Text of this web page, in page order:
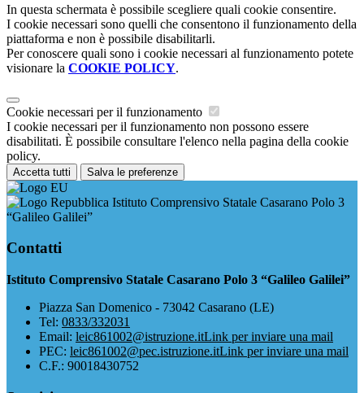
In questa schermata è possibile scegliere quali cookie consentire.
I cookie necessari sono quelli che consentono il funzionamento della
piattaforma e non è possibile disabilitarli.
Per conoscere quali sono i cookie necessari al funzionamento potete
visionare la COOKIE POLICY.
Cookie necessari per il funzionamento
I cookie necessari per il funzionamento non possono essere
disabilitati. È possibile consultare l'elenco nella pagina della cookie
policy.
Accetta tutti Salva le preferenze
Istituto Comprensivo Statale Casarano Polo 3
“Galileo Galilei”
Contatti
Istituto Comprensivo Statale Casarano Polo 3 “Galileo Galilei”
Piazza San Domenico - 73042 Casarano (LE)
Tel: 0833/332031
Email: leic861002@istruzione.itLink per inviare una mail
PEC: leic861002@pec.istruzione.itLink per inviare una mail
C.F.: 90018430752